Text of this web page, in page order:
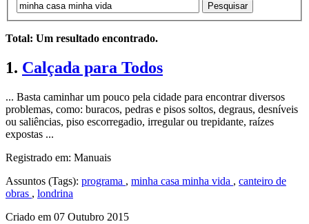
Pesquisar
Total: Um resultado encontrado.
1. Calçada para Todos
... Basta caminhar um pouco pela cidade para encontrar diversos
problemas, como: buracos, pedras e pisos soltos, degraus, desníveis
ou saliências, piso escorregadio, irregular ou trepidante, raízes
expostas ...
Registrado em: Manuais
Assuntos (Tags): programa , minha casa minha vida , canteiro de
obras , londrina
Criado em 07 Outubro 2015